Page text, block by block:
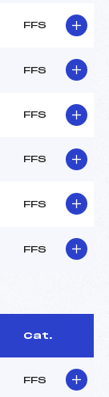
FFS
FFS
FFS
FFS
FFS
FFS
Cat.
FFS